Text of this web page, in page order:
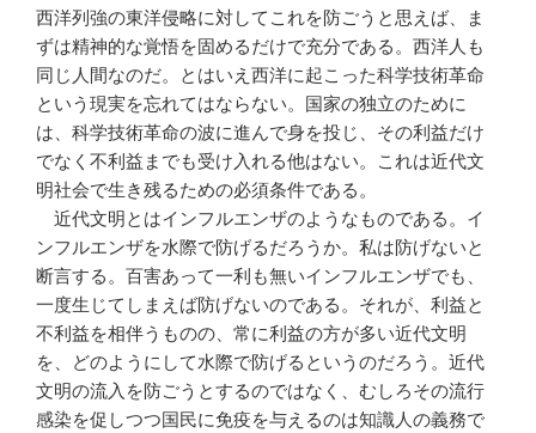
西洋列強の東洋侵略に対してこれを防ごうと思えば、ま
ずは精神的な覚悟を固めるだけで充分である。西洋人も
同じ人間なのだ。とはいえ西洋に起こった科学技術革命
という現実を忘れてはならない。国家の独立のために
は、科学技術革命の波に進んで身を投じ、その利益だけ
でなく不利益までも受け入れる他はない。これは近代文
明社会で生き残るための必須条件である。
近代文明とはインフルエンザのようなものである。イ
ンフルエンザを水際で防げるだろうか。私は防げないと
断言する。百害あって一利も無いインフルエンザでも、
一度生じてしまえば防げないのである。それが、利益と
不利益を相伴うものの、常に利益の方が多い近代文明
を、どのようにして水際で防げるというのだろう。近代
文明の流入を防ごうとするのではなく、むしろその流行
感染を促しつつ国民に免疫を与えるのは知識人の義務で